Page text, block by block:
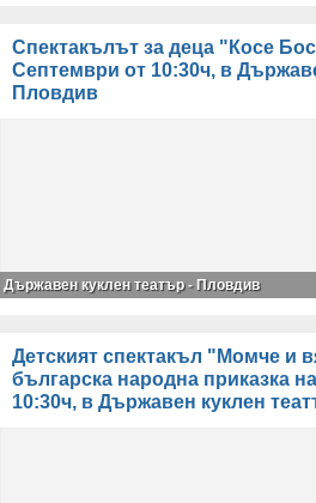
Спектакълът за деца "Косе
Септември от 10:30ч, в
Пловдив
Държавен куклен театър - Пловдив
Детският спектакъл "Момче и
българска народна приказка
10:30ч, в Държавен куклен